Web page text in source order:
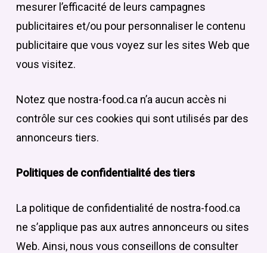
mesurer l’efficacité de leurs campagnes
publicitaires et/ou pour personnaliser le contenu
publicitaire que vous voyez sur les sites Web que
vous visitez.
Notez que nostra-food.ca n’a aucun accès ni
contrôle sur ces cookies qui sont utilisés par des
annonceurs tiers.
Politiques de confidentialité des tiers
La politique de confidentialité de nostra-food.ca
ne s’applique pas aux autres annonceurs ou sites
Web. Ainsi, nous vous conseillons de consulter